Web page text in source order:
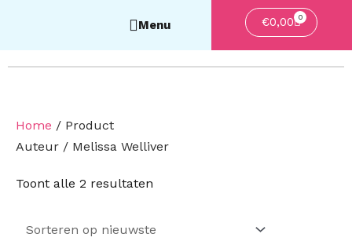
€0,00 0
Home / Product
Auteur / Melissa Welliver
Toont alle 2 resultaten
nieuwste